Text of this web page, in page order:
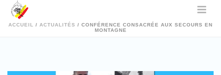
ACCUEIL / ACTUALITÉS / CONFÉRENCE CONSACRÉE AUX SECOURS EN
MONTAGNE